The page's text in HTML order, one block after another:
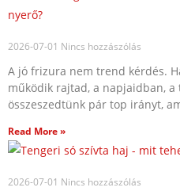
2026-07-01 Nincs hozzászólás
A jó frizura nem trend kérdés.
működik rajtad, a napjaidban,
összeszedtünk pár top irányt,
Read More »
2026-07-01 Nincs hozzászólás